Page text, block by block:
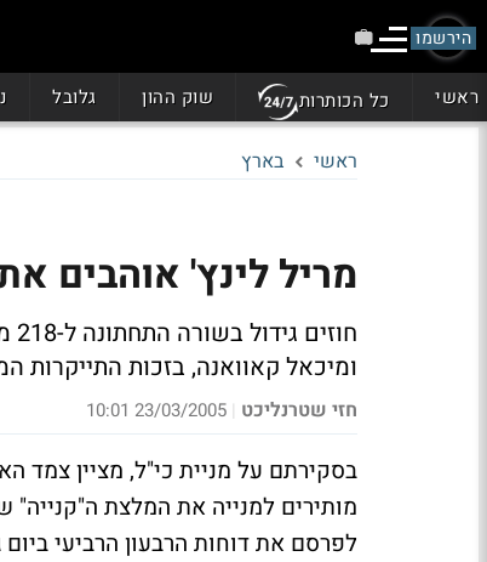
הירשמו
ראשי כל הכותרות שוק ההון גלובל
ראשי בארץ
מריל לינץ' אוהבים את כיל:
ומיכאל קאוואנה, בזכות התייקרות
חזי שטרנליכט |
23/03/2005 10:01
בסקירתם על מניית כי"ל, מציין צמד
מותירים למנייה את המלצת